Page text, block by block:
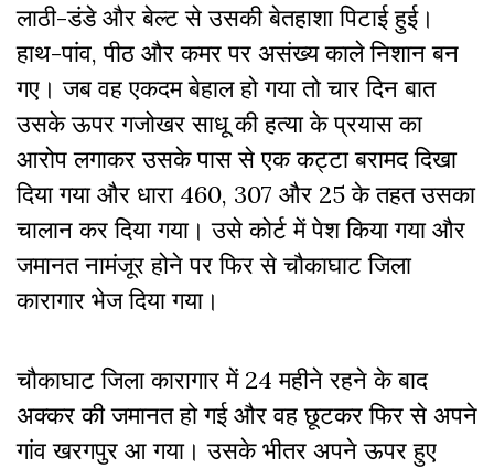
लाठी-डंडे और बेल्ट से उसकी बेतहाशा पिटाई हुई।
हाथ-पांव, पीठ और कमर पर असंख्य काले निशान बन
गए। जब वह एकदम बेहाल हो गया तो चार दिन बात
उसके ऊपर गजोखर साधू की हत्या के प्रयास का
आरोप लगाकर उसके पास से एक कट्टा बरामद दिखा
दिया गया और धारा 460, 307 और 25 के तहत उसका
चालान कर दिया गया। उसे कोर्ट में पेश किया गया और
जमानत नामंजूर होने पर फिर से चौकाघाट जिला
कारागार भेज दिया गया।
चौकाघाट जिला कारागार में 24 महीने रहने के बाद
अक्कर की जमानत हो गई और वह छूटकर फिर से अपने
गांव खरगपुर आ गया। उसके भीतर अपने ऊपर हुए